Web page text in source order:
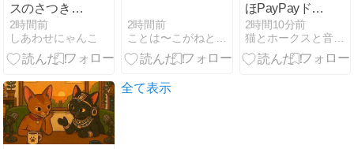
スのさつきち
ゃん
2時間前
しあわせにゃんこ
2時間前
ほPayPayドー
ムなう
2時間10分前
猫とホークスと音楽コレクション
全て表示